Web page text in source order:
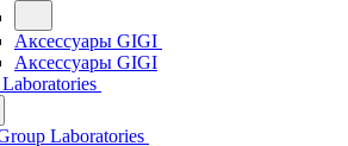
Аксессуары GIGI
Аксессуары GIGI
Laboratories